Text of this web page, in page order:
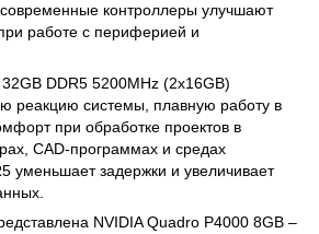
контроллеры улучшают
работе с периферией и
DDR5 5200MHz (2x16GB)
реакцию системы, плавную работу в
при обработке проектов в
CAD-программах и средах
уменьшает задержки и увеличивает
​​NVIDIA Quadro P4000 8GB –